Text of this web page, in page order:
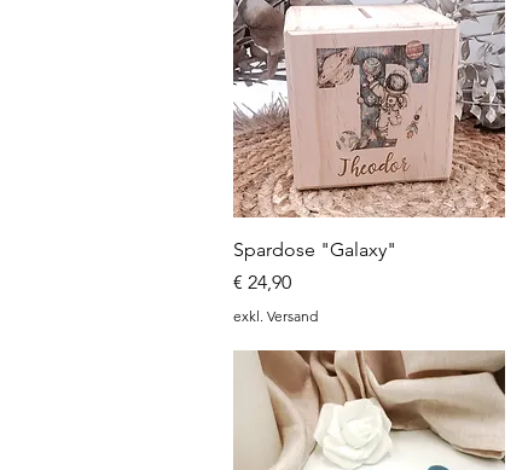
Schnellansicht
Spardose "Galaxy"
Preis
€ 24,90
exkl. Versand